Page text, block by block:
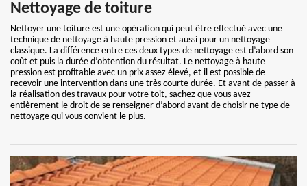
Nettoyage de toiture
Nettoyer une toiture est une opération qui peut être effectué avec une
technique de nettoyage à haute pression et aussi pour un nettoyage
classique. La différence entre ces deux types de nettoyage est d’abord son
coût et puis la durée d’obtention du résultat. Le nettoyage à haute
pression est profitable avec un prix assez élevé, et il est possible de
recevoir une intervention dans une très courte durée. Et avant de passer à
la réalisation des travaux pour votre toit, sachez que vous avez
entièrement le droit de se renseigner d’abord avant de choisir ne type de
nettoyage qui vous convient le plus.